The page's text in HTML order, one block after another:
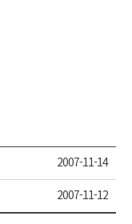
2007-11-14
2007-11-12